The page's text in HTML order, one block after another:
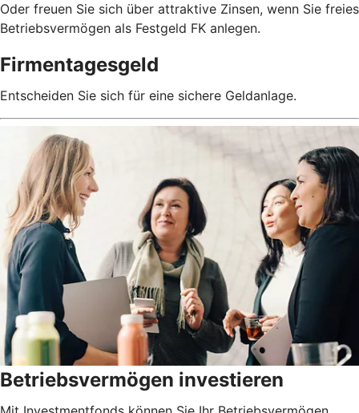
Oder freuen Sie sich über attraktive Zinsen, wenn Sie freies
Betriebsvermögen als Festgeld FK anlegen.
Firmentagesgeld
Entscheiden Sie sich für eine sichere Geldanlage.
Betriebsvermögen investieren